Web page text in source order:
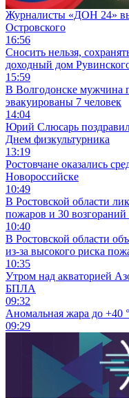
Журналисты «ДОН 24»
Островского
16:56
Сносить нельзя,
доходный дом
15:59
В Волгодонске мужчина
эвакуированы 7 человек
14:04
Юрий Слюсарь
Днем физкультурника
13:19
Ростовчане оказались
Новороссийске
10:49
В Ростовской области
пожаров и 30 возгораний
10:40
В Ростовской области
из-за высокого риска
10:35
Утром над акваторией
БПЛА
09:32
Аномальная жара до +40
09:29